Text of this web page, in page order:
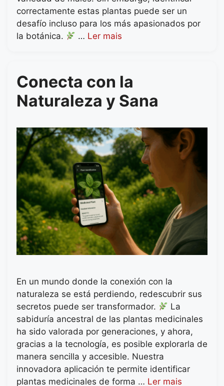
correctamente estas plantas puede ser un
desafío incluso para los más apasionados por
la botánica.
… Ler mais
Conecta con la
Naturaleza y Sana
En un mundo donde la conexión con la
naturaleza se está perdiendo, redescubrir sus
secretos puede ser transformador.
La
sabiduría ancestral de las plantas medicinales
ha sido valorada por generaciones, y ahora,
gracias a la tecnología, es posible explorarla de
manera sencilla y accesible. Nuestra
innovadora aplicación te permite identificar
plantas medicinales de forma … Ler mais